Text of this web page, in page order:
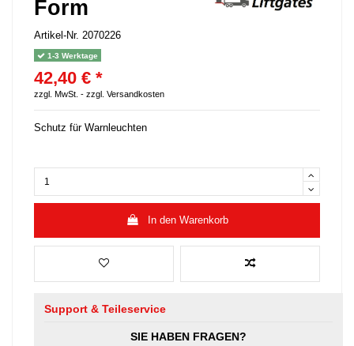
Form
Artikel-Nr. 2070226
1-3 Werktage
42,40 € *
zzgl. MwSt. - zzgl. Versandkosten
Schutz für Warnleuchten
In den Warenkorb
Support & Teileservice
SIE HABEN FRAGEN?